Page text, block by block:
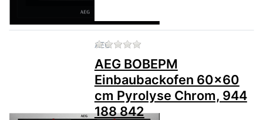
AEG Zu diesem Produkt liegen
AEG BOBEPM
Einbaubackofen 60x60
cm Pyrolyse Chrom, 944
188 842